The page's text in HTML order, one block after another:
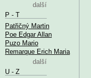
další
P - T
Patřičný Martin
Poe Edgar Allan
Puzo Mario
Remarque Erich Maria
další
U - Z